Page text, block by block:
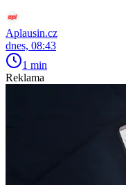
Aplausin.cz
dnes, 08:43
1 min
Reklama